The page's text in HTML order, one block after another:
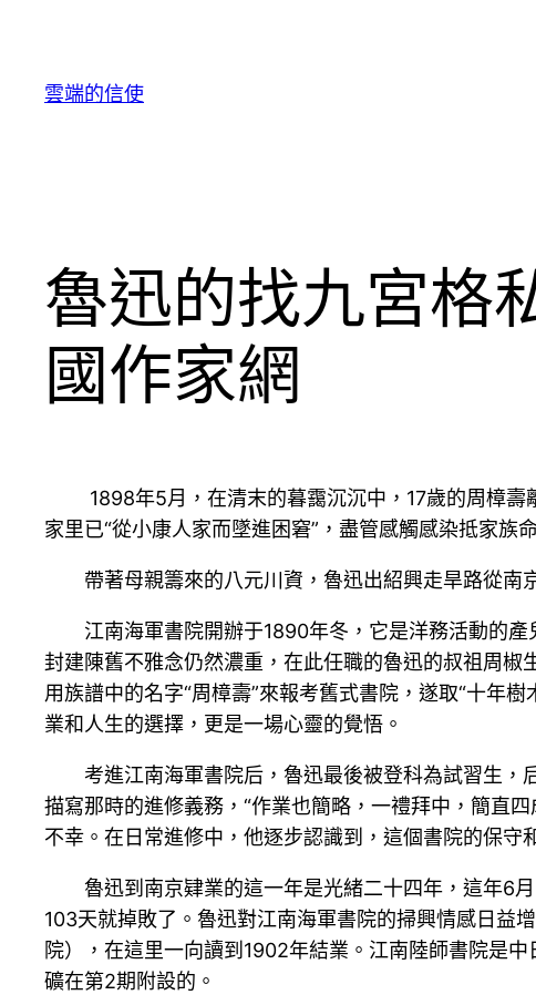
雲端的信使
魯迅的找九宮格
國作家網
1898年5月，在清末的暮靄沉沉中，17歲的周樟
家里已“從小康人家而墜進困窘”，盡管感觸感染抵家
帶著母親籌來的八元川資，魯迅出紹興走旱路從南
江南海軍書院開辦于1890年冬，它是洋務活動的
封建陳舊不雅念仍然濃重，在此任職的魯迅的叔祖周椒
用族譜中的名字“周樟壽”來報考舊式書院，遂取“十年
業和人生的選擇，更是一場心靈的覺悟。
考進江南海軍書院后，魯迅最後被登科為試習生，
描寫那時的進修義務，“作業也簡略，一禮拜中，簡直
不幸。在日常進修中，他逐步認識到，這個書院的保守
魯迅到南京肄業的這一年是光緒二十四年，這年6
103天就掉敗了。魯迅對江南海軍書院的掃興情感日益
院），在這里一向讀到1902年結業。江南陸師書院是
礦在第2期附設的。